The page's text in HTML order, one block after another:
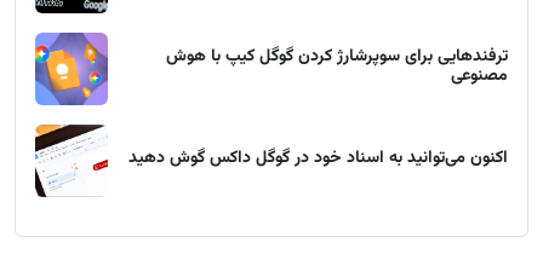
ترفندهایی برای سوپرشارژ کردن گوگل کیپ با هوش
مصنوعی
اکنون می‌توانید به اسناد خود در گوگل داکس گوش دهید